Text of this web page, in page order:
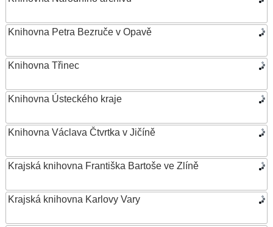
Knihovna Petra Bezruče v Opavě
Knihovna Třinec
Knihovna Ústeckého kraje
Knihovna Václava Čtvrtka v Jičíně
Krajská knihovna Františka Bartoše ve Zlíně
Krajská knihovna Karlovy Vary